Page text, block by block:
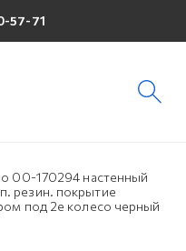
57-71
00-170294 настенный
резин. покрытие
под 2е колесо черный